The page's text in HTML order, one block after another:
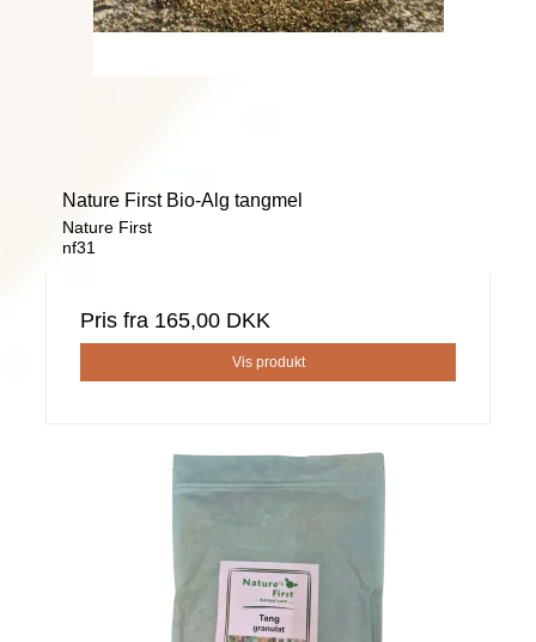
Nature First Bio-Alg tangmel
Nature First
nf31
Pris fra 165,00 DKK
Vis produkt